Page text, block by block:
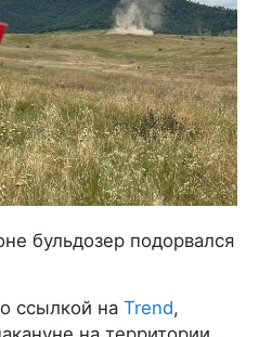
бульдозер подорвался
ссылкой на Trend,